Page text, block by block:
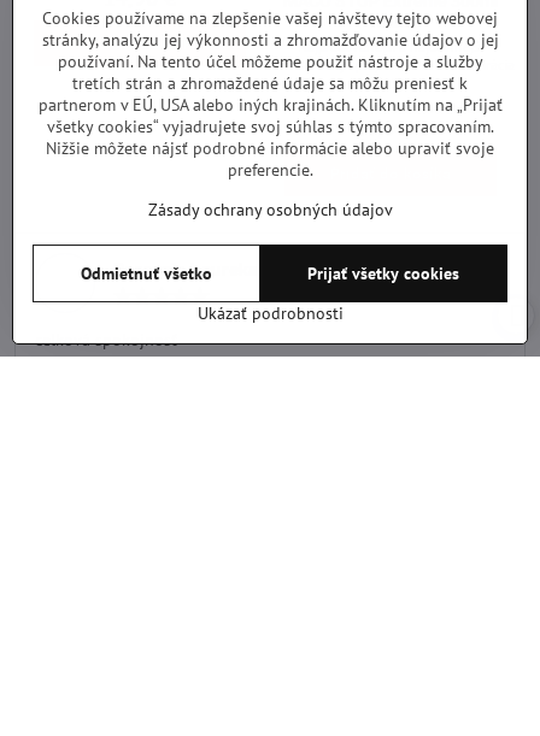
Pridať do košíka
hmla
Najpredávanejší a najúčinnejší
certifikovaný sprej na medvede Expirácia
2031
Skladom - odosielame ihneď
49,99 €
Recenzia heureka
5
5
celková spokojnosť
Cookies používame na zlepšenie vašej návštevy tejto webovej
stránky, analýzu jej výkonnosti a zhromažďovanie údajov o jej
používaní. Na tento účel môžeme použiť nástroje a služby
tretích strán a zhromaždené údaje sa môžu preniesť k
partnerom v EÚ, USA alebo iných krajinách. Kliknutím na „Prijať
všetky cookies“ vyjadrujete svoj súhlas s týmto spracovaním.
Nižšie môžete nájsť podrobné informácie alebo upraviť svoje
preferencie.
Zásady ochrany osobných údajov
Ukázať podrobnosti
Prijať všetky cookies
Odmietnuť všetko